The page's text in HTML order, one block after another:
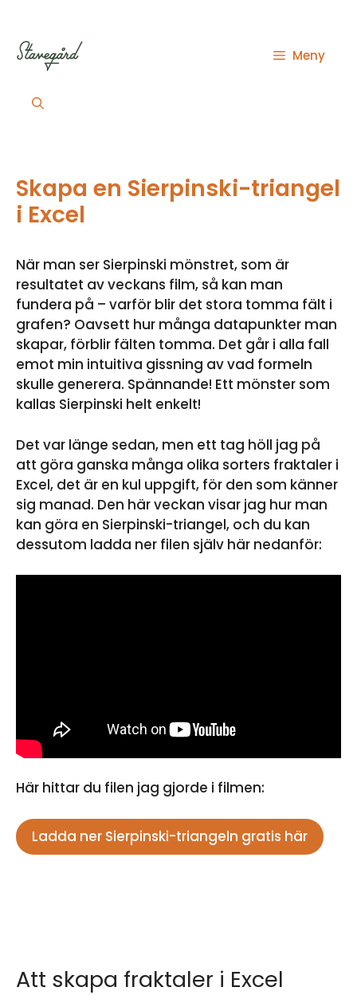
innehåll
Meny
Skapa en Sierpinski-triangel
i Excel
När man ser Sierpinski mönstret, som är
resultatet av veckans film, så kan man
fundera på – varför blir det stora tomma fält i
grafen? Oavsett hur många datapunkter man
skapar, förblir fälten tomma. Det går i alla fall
emot min intuitiva gissning av vad formeln
skulle generera. Spännande! Ett mönster som
kallas Sierpinski helt enkelt!
Det var länge sedan, men ett tag höll jag på
att göra ganska många olika sorters fraktaler i
Excel, det är en kul uppgift, för den som känner
sig manad. Den här veckan visar jag hur man
kan göra en Sierpinski-triangel, och du kan
dessutom ladda ner filen själv här nedanför:
Här hittar du filen jag gjorde i filmen:
Ladda ner Sierpinski-triangeln gratis här
Att skapa fraktaler i Excel